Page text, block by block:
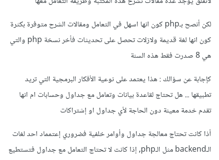
لكن أنصح بـphp كون انها اسهل في التعامل ومقالات الشرح متوفرة بكثرة
كون انها لغة قديمة ولازلات تحصل على تحديثات فأخر نسخة php والتي
هي 8 صدرت فقط هذه السنة
كإجابة عن سؤالك : هذا يعتمد على نوعية الأفكار البرمجية التي تريد
تطبيقها ... هل تحتاج لقاعدة بيانات وتعامل مع جداول وحسابات ام انها
تقدم خدمة معينة دون الحاجة لأي جداول او إشتراكات
أذا كانت تحتاج معالجة جداول وأوامر خلفية فضروري إعتمماد احد لغات
الـbackend مثل الـphp, إذا كانت لا تحتاج التعامل مع جداول فتستطيع